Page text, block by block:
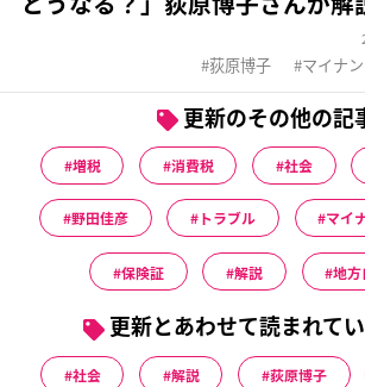
荻原博子 マイナ
更新のその他の記
増税 消費税 社会
野田佳彦 トラブル マイ
保険証 解説 地
更新とあわせて読まれて
社会 解説 荻原博子